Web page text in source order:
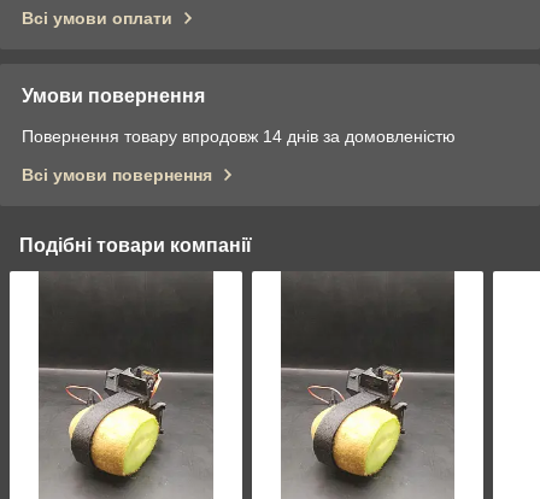
Всі умови оплати
Умови повернення
Повернення товару впродовж 14 днів за домовленістю
Всі умови повернення
Подібні товари компанії